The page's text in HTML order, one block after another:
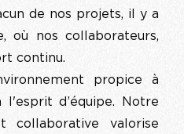
de nos projets, il y a
où nos collaborateurs,
continu.
propice à
l'esprit d’équipe. Notre
collaborative valorise